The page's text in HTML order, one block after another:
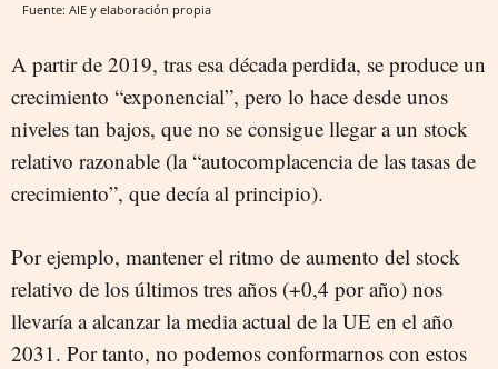
Fuente: AIE y elaboración propia
A partir de 2019, tras esa década perdida, se produce un
crecimiento “exponencial”, pero lo hace desde unos
niveles tan bajos, que no se consigue llegar a un stock
relativo razonable (la “autocomplacencia de las tasas de
crecimiento”, que decía al principio).
Por ejemplo, mantener el ritmo de aumento del stock
relativo de los últimos tres años (+0,4 por año) nos
llevaría a alcanzar la media actual de la UE en el año
2031. Por tanto, no podemos conformarnos con estos